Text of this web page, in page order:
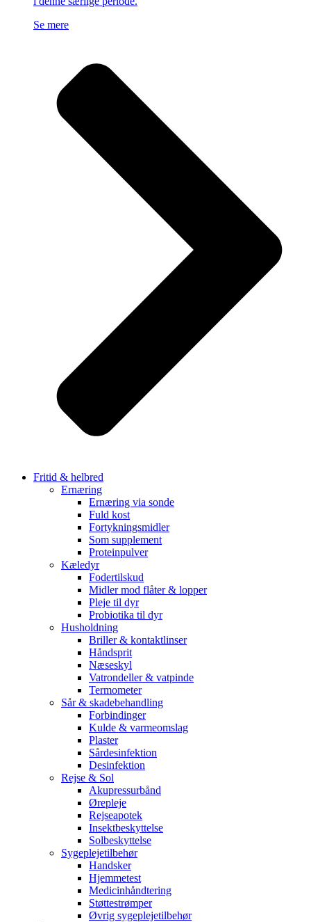
Se mere
Fritid & helbred
Ernæring
Ernæring via sonde
Fuld kost
Fortykningsmidler
Som supplement
Proteinpulver
Kæledyr
Fodertilskud
Midler mod flåter & lopper
Pleje til dyr
Probiotika til dyr
Husholdning
Briller & kontaktlinser
Håndsprit
Næseskyl
Vatrondeller & vatpinde
Termometer
Sår & skadebehandling
Forbindinger
Kulde & varmeomslag
Plaster
Sårdesinfektion
Desinfektion
Rejse & Sol
Akupressurbånd
Ørepleje
Rejseapotek
Insektbeskyttelse
Solbeskyttelse
Sygeplejetilbehør
Handsker
Hjemmetest
Medicinhåndtering
Støttestrømper
Øvrig sygeplejetilbehør